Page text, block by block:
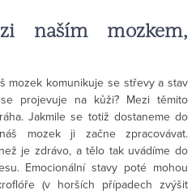
naším mozkem,
mozek komunikuje se střevy a stav
projevuje na kůži? Mezi těmito
Jakmile se totiž dostaneme do
mozek ji začne zpracovávat.
je zdrávo, a tělo tak uvádíme do
Emocionální stavy poté mohou
(v horších případech zvýšit